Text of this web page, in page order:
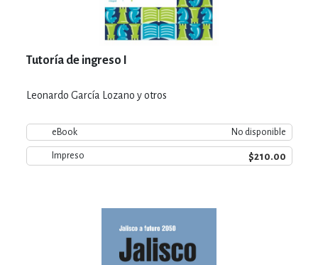
Tutoría de ingreso I
Leonardo García Lozano y otros
eBook No disponible
Impreso $210.00